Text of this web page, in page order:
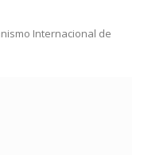
Internacional de